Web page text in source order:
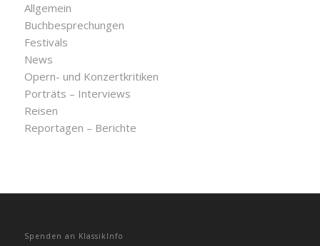
Allgemein
Buchbesprechungen
Festivals
News
Opern- und Konzertkritiken
Porträts – Interviews
Reisen
Reportagen – Berichte
Spenden an KlassikInfo